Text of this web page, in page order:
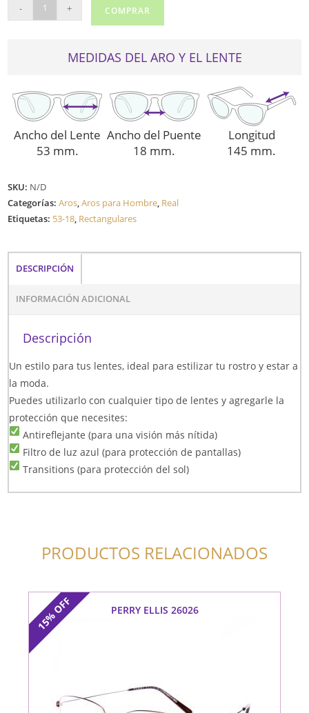
A2093
- + COMPRAR
MEDIDAS DEL ARO Y EL LENTE
Ancho del Lente
53 mm.
Ancho del Puente
18 mm.
Longitud
145 mm.
SKU: N/D
Categorías:Aros,Aros para Hombre, Real
Etiquetas: 53-18, Rectangulares
DESCRIPCIÓN
INFORMACIÓN ADICIONAL
Descripción
Un estilo para tus lentes, ideal para estilizar tu rostro y estar a
la moda.
Puedes utilizarlo con cualquier tipo de lentes y agregarle la
protección que necesites:
Antireflejante (para una visión más nítida)
Filtro de luz azul (para protección de pantallas)
Transitions (para protección del sol)
PRODUCTOS RELACIONADOS
15%
OFF PERRY ELLIS 26026